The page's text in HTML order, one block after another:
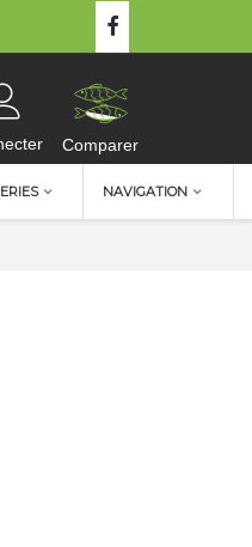
Comparer
NAVIGATION